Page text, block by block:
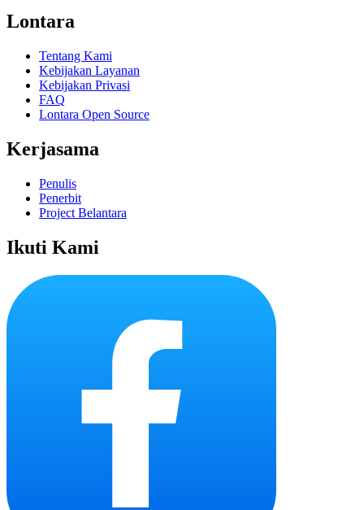
Lontara
Tentang Kami
Kebijakan Layanan
Kebijakan Privasi
FAQ
Lontara Open Source
Kerjasama
Penulis
Penerbit
Project Belantara
Ikuti Kami